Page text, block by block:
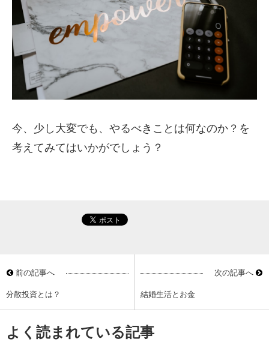
今、少し大変でも、やるべきことは何なのか？を
考えてみてはいかがでしょう？
前の記事へ
分散投資とは？
次の記事へ
結婚生活とお金
よく読まれている記事